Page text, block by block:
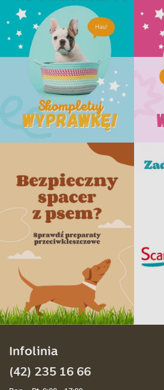
Infolinia
(42) 235 16 66